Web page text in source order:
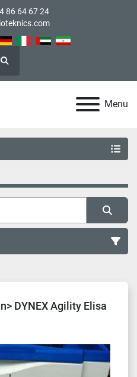
86 64 67 24
Rechercher
Menu
DYNEX Agility Elisa